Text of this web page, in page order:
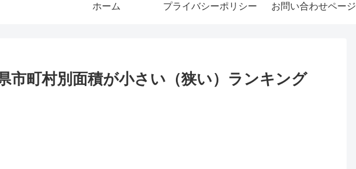
ホーム プライバシーポリシー お問い合わせページ
市町村別面積が小さい（狭い）ランキング